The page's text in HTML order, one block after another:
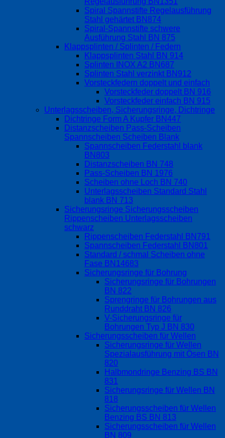
Spiral Spannstifte Regelausführung
Stahl gehärtet BN874
Spiral-Spannstifte schwere
Ausführung Stahl BN 875
Klappsplinten / Splinten / Federn
Klappsplinten Stahl BN 914
Splinten INOX A2 BN687
Splinten Stahl verzinkt BN912
Vorsteckfedern doppelt und einfach
Vorsteckfeder doppelt BN 916
Vorsteckfeder einfach BN 915
Unterlagsscheiben, Sicherungsringe, Dichtringe
Dichtringe Form A Kupfer BN447
Distanzscheiben Pass-Scheiben
Spannscheiben Scheiben Blank
Spannscheiben Federstahl blank
BN803
Distanzscheiben BN 748
Pass-Scheiben BN 1976
Scheiben ohne Loch BN 740
Unterlagsscheiben Standard Stahl
blank BN 713
Sicherungsringe Sicherungsscheiben
Rippenscheiben Unterlagsscheiben
schwarz
Rippenscheiben Federstahl BN791
Spannscheiben Federstahl BN801
Standard / schmal Scheiben ohne
Fase BN14683
Sicherungsringe für Bohrung
Sicherungsringe für Bohrungen
BN 822
Sprengringe für Bohrungen aus
Runddraht BN 826
V-Sicherungsringe für
Bohrungen Typ J BN 830
Sicherungsscheiben für Wellen
Sicherungsringe für Wellen
Spezialausführung mit Ösen BN
820
Halbmondringe Benzing BS BN
831
Sicherungsringe für Wellen BN
818
Sicherungsscheiben für Wellen
Benzing BS BN 813
Sicherungsscheiben für Wellen
BN 809